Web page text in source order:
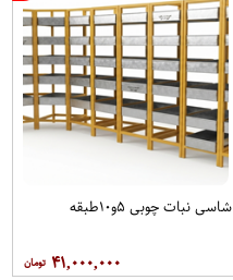
شاسی نبات چوبی ۵و۱۰طبقه
۴۱,۰۰۰,۰۰۰